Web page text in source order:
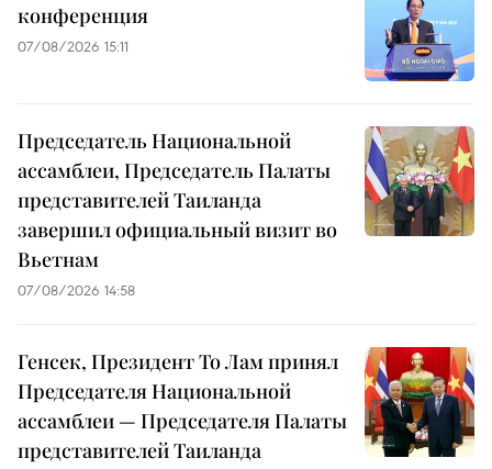
конференция
07/08/2026 15:11
Председатель Национальной
ассамблеи, Председатель Палаты
представителей Таиланда
завершил официальный визит во
Вьетнам
07/08/2026 14:58
Генсек, Президент То Лам принял
Председателя Национальной
ассамблеи — Председателя Палаты
представителей Таиланда